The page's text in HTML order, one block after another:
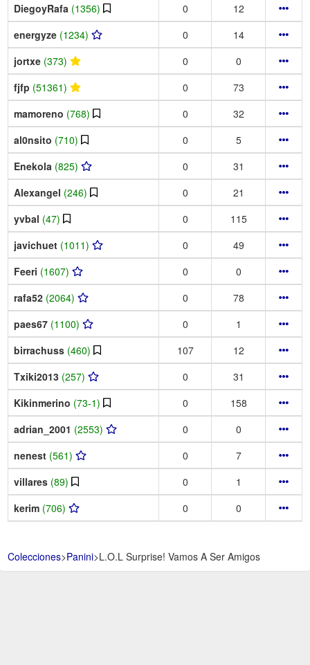
DiegoyRafa (1356) 0
12
energyze (1234) 0
14
jortxe (373) 0
0
fjfp (51361) 0
73
mamoreno (768) 0
32
al0nsito (710) 0
5
Enekola (825) 0
31
Alexangel (246) 0
21
yvbal (47) 0
115
javichuet (1011) 0
49
Feeri (1607) 0
0
rafa52 (2064) 0
78
paes67 (1100) 0
1
birrachuss (460) 107
12
Txiki2013 (257) 0
31
Kikinmerino (73-1) 0
158
adrian_2001 (2553) 0
0
nenest (561) 0
7
villares (89) 0
1
kerim (706) 0 0
Colecciones>Panini>L.O.L Surprise! Vamos A Ser Amigos